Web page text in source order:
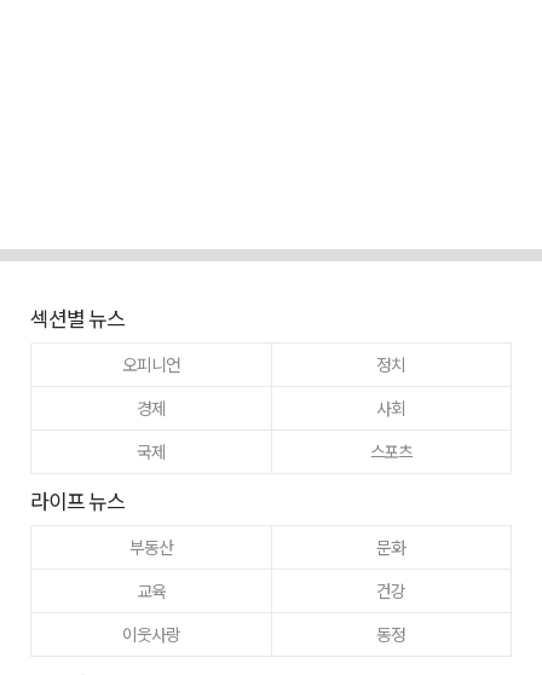
섹션별 뉴스
오피니언
정치
경제
사회
국제
스포츠
라이프 뉴스
부동산
문화
교육
건강
이웃사랑
동정